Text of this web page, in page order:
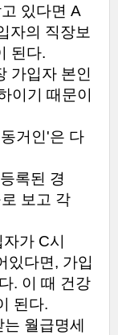
있다면 A
자의 직장보
된다.
가입자 본인
이기
때문이
동거인'은 다
등록된 경
보고 각
자가 C시
있다면 , 가입
. 이 때 건강
된다.
는 월급명세